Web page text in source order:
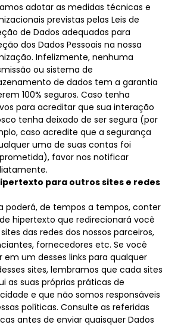
adotar as medidas técnicas e
previstas pelas Leis de
de Dados adequadas para
dos Dados Pessoais na nossa
Infelizmente, nenhuma
ou sistema de
de dados tem a garantia
100% seguros. Caso tenha
para acreditar que sua interação
tenha deixado de ser segura (por
caso acredite que a segurança
uma de suas contas foi
favor nos notificar
para outros sites e redes
poderá, de tempos a tempos, conter
hipertexto que redirecionará você
das redes dos nossos parceiros,
fornecedores etc. Se você
em um desses links para qualquer
sites, lembramos que cada sites
as suas próprias práticas de
e que não somos responsáveis
políticas. Consulte as referidas
antes de enviar quaisquer Dados